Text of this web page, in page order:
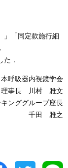
」「同定款施行細
．
本呼吸器内視鏡学会
理事長 川村 雅文
ンググループ座長
千田 雅之